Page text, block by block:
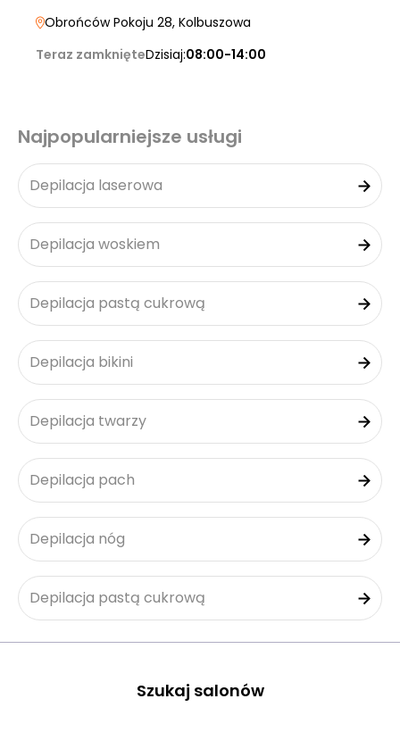
Obrońców Pokoju 28, Kolbuszowa
Teraz zamknięteDzisiaj:08:00-14:00
Najpopularniejsze usługi
Depilacja laserowa
Depilacja woskiem
Depilacja pastą cukrową
Depilacja bikini
Depilacja twarzy
Depilacja pach
Depilacja nóg
Depilacja pastą cukrową
Szukaj salonów